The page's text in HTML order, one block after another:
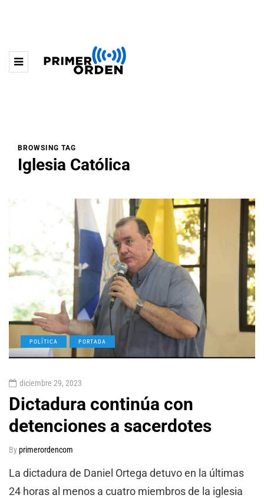
BROWSING TAG
Iglesia Católica
POLÍTICA PORTADA
diciembre 29, 2023
Dictadura continúa con
detenciones a sacerdotes
Byprimerordencom
La dictadura de Daniel Ortega detuvo en la últimas
24 horas al menos a cuatro miembros de la iglesia